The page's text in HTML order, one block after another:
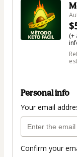
(+
Personal info
Your email
Confirm your